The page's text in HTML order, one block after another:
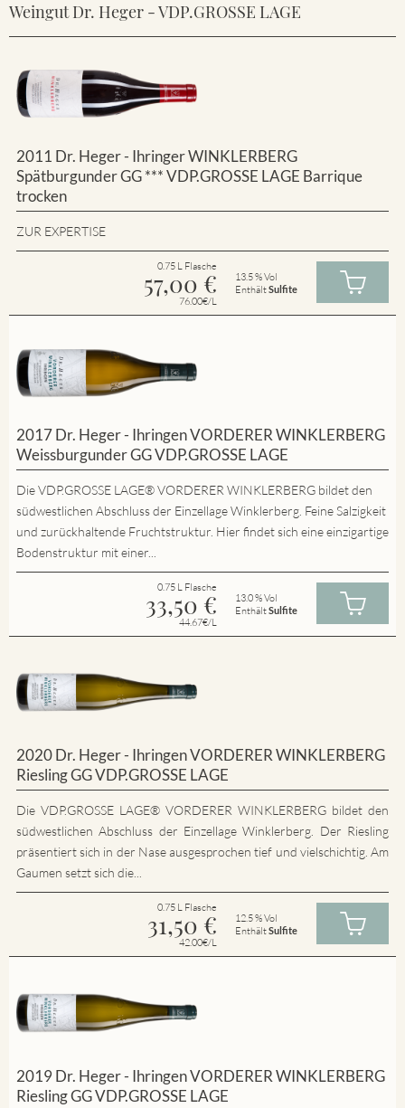
Weingut Dr. Heger - VDP.GROSSE LAGE
2011 Dr. Heger - Ihringer WINKLERBERG
Spätburgunder GG *** VDP.GROSSE LAGE Barrique
trocken
ZUR EXPERTISE
0.75 L Flasche
57,00 €
76.00€/L
13.5 % Vol
EnthältSulfite
2017 Dr. Heger - Ihringen VORDERER WINKLERBERG
Weissburgunder GG VDP.GROSSE LAGE
Die VDP.GROSSE LAGE® VORDERER WINKLERBERG bildet den
südwestlichen Abschluss der Einzellage Winklerberg. Feine Salzigkeit
und zurückhaltende Fruchtstruktur. Hier findet sich eine einzigartige
Bodenstruktur mit einer...
0.75 L Flasche
33,50 €
44.67€/L
13.0 % Vol
EnthältSulfite
2020 Dr. Heger - Ihringen VORDERER WINKLERBERG
Riesling GG VDP.GROSSE LAGE
Die VDP.GROSSE LAGE® VORDERER WINKLERBERG bildet den
südwestlichen Abschluss der Einzellage Winklerberg. Der Riesling
präsentiert sich in der Nase ausgesprochen tief und vielschichtig. Am
Gaumen setzt sich die...
0.75 L Flasche
31,50 €
42.00€/L
12.5 % Vol
EnthältSulfite
2019 Dr. Heger - Ihringen VORDERER WINKLERBERG
Riesling GG VDP.GROSSE LAGE